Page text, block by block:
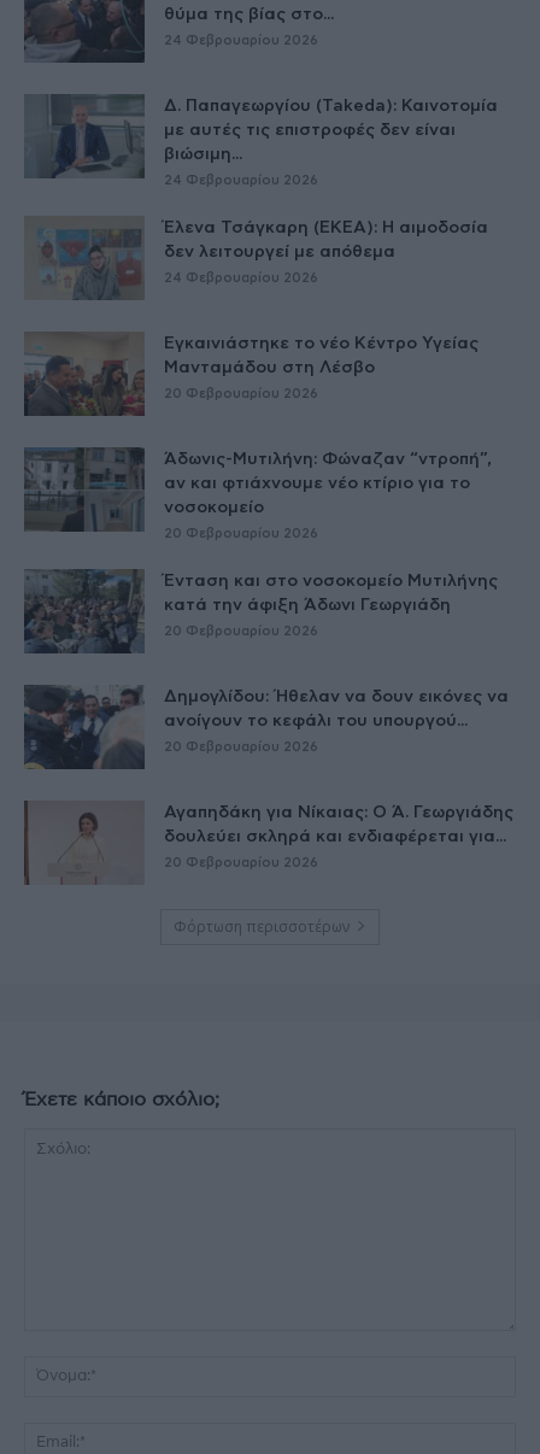
θύμα της βίας στο...
24 Φεβρουαρίου 2026
Δ. Παπαγεωργίου (Takeda): Καινοτομία
με αυτές τις επιστροφές δεν είναι
βιώσιμη...
24 Φεβρουαρίου 2026
Έλενα Τσάγκαρη (ΕΚΕΑ): Η αιμοδοσία
δεν λειτουργεί με απόθεμα
24 Φεβρουαρίου 2026
Εγκαινιάστηκε το νέο Κέντρο Υγείας
Μανταμάδου στη Λέσβο
20 Φεβρουαρίου 2026
Άδωνις-Μυτιλήνη: Φώναζαν “ντροπή”,
αν και φτιάχνουμε νέο κτίριο για το
νοσοκομείο
20 Φεβρουαρίου 2026
Ένταση και στο νοσοκομείο Μυτιλήνης
κατά την άφιξη Άδωνι Γεωργιάδη
20 Φεβρουαρίου 2026
Δημογλίδου: Ήθελαν να δουν εικόνες να
ανοίγουν το κεφάλι του υπουργού...
20 Φεβρουαρίου 2026
Αγαπηδάκη για Νίκαιας: Ο Ά. Γεωργιάδης
δουλεύει σκληρά και ενδιαφέρεται για...
20 Φεβρουαρίου 2026
Φόρτωση περισσοτέρων
Έχετε κάποιο σχόλιο;